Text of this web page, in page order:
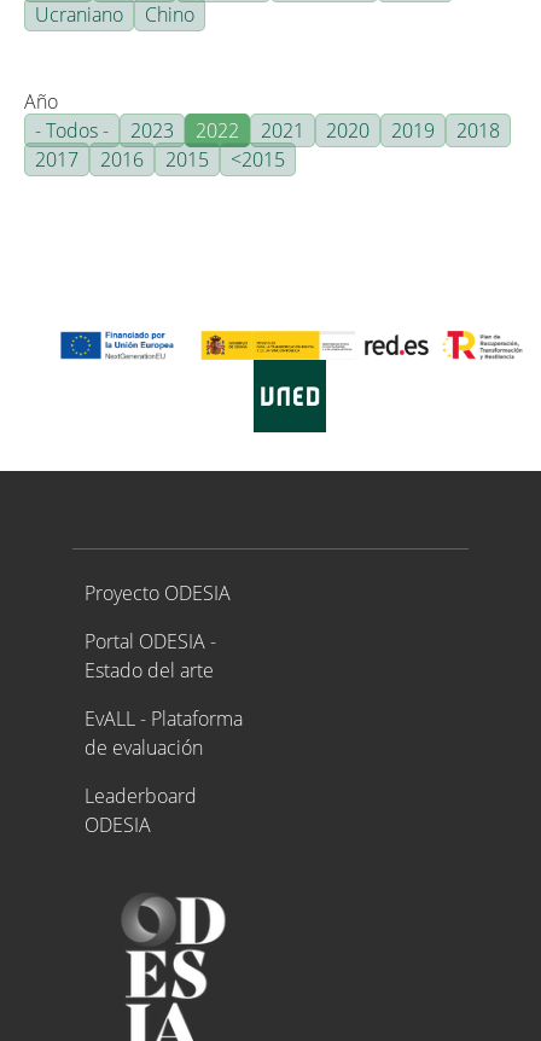
Ucraniano
Chino
Año
- Todos -
2023 2022 2021 2020 2019
2018
2017
2016 2015 <2015
Proyecto ODESIA
Proyecto ODESIA
Portal ODESIA -
Estado del arte
EvALL - Plataforma
de evaluación
Leaderboard
ODESIA